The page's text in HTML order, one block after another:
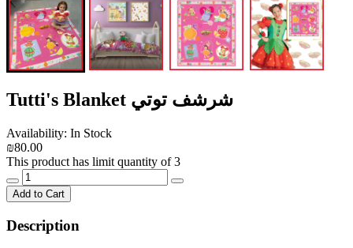
Tutti's Blanket شرشف توتي
Availability: In Stock
₪80.00
This product has limit quantity of 3
Add to Cart
Description